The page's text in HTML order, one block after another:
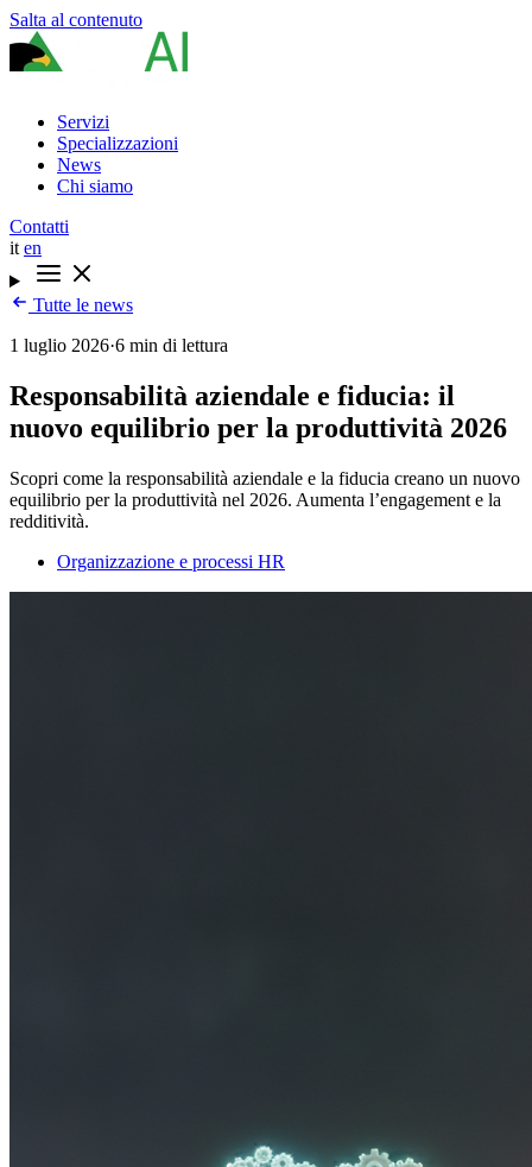
Salta al contenuto
Servizi
Specializzazioni
News
Chi siamo
Contatti
it en
Tutte le news
1 luglio 2026·6 min di lettura
Responsabilità aziendale e fiducia: il
nuovo equilibrio per la produttività 2026
Scopri come la responsabilità aziendale e la fiducia creano un nuovo
equilibrio per la produttività nel 2026. Aumenta l’engagement e la
redditività.
Organizzazione e processi HR